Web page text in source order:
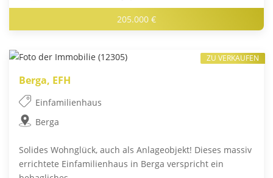
205.000 €
Berga, EFH
Einfamilienhaus
Berga
Solides Wohnglück, auch als Anlageobjekt! Dieses massiv
errichtete Einfamilienhaus in Berga verspricht ein
ZU VERKAUFEN